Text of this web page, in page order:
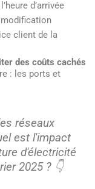
d’arrivée
modification
client de la
des coûts cachés
: les ports et
réseaux
est l'impact
d'électricité
2025 ? 👇